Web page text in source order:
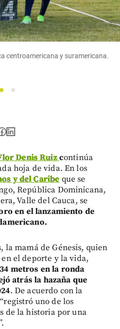
centroamericana y suramericana.
1
2
Denis Ruizcontinúa
hoja de vida. En los
y del Caribe que se
República Dominicana,
Valle del Cauca, se
en el lanzamiento de
la mamá de Génesis, quien
el deporte y la vida,
metros en la ronda
atrás la hazaña que
. De acuerdo con la
uno de los
de la historia por una